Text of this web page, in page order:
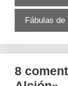
Fábulas de
8